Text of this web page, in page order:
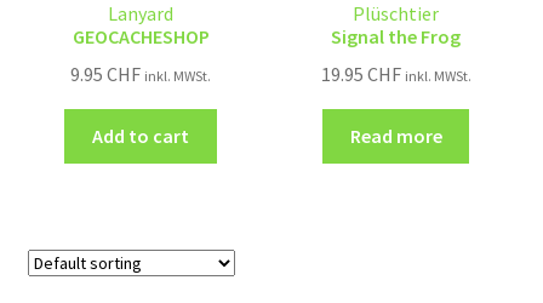
Lanyard
GEOCACHESHOP
9.95CHF inkl. MWSt.
Add to cart
Plüschtier
Signal the Frog
19.95 CHF inkl. MWSt.
Read more